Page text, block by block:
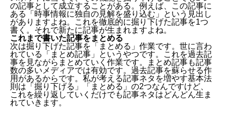
の記事として成立することがある。例えば、この記事に
ある「時事情報に独自の見解を盛り込む」という見出し
がありますよね。これを徹底的に掘り下げた記事を1つ
書く。それで新たに記事が生まれますよね。
これまで書いた記事をまとめる
次は掘り下げた記事を「まとめる」作業です。世に言わ
れている「まとめ記事」というやつです。これを過去記
事を見ながらまとめていく作業です。まとめ記事も記事
数の多いメディアでは有効です。過去記事を蘇らせる作
用があるからです。私が考える記事ネタを増やす基本法
則は「掘り下げる」「まとめる」の2つなんですけど、
これを繰り返していくだけでも記事ネタはどんどん生ま
れていきます。
記事執筆をライフスタイルにする
時事情報に独自の見解を盛り込む
ブログテーマの実務作業に携わりながら、記事を書く
読者の悩みにスポットを当てる
書籍から世に出回っている情報の傾向を掴む
体系的に構成を考えて記事化する
データ・統計記事を書く